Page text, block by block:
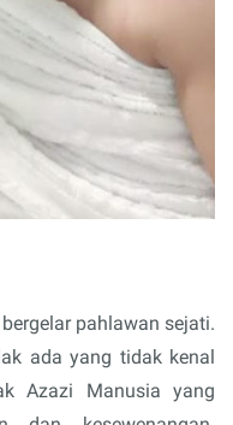
pahlawan sejati.
ada yang tidak kenal
Azazi Manusia yang